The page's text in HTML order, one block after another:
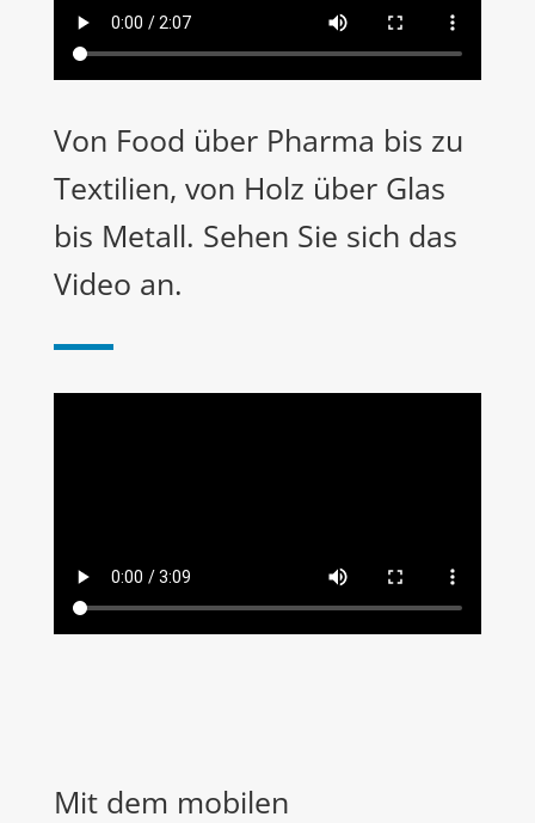
Von Food über Pharma bis zu
Textilien, von Holz über Glas
bis Metall. Sehen Sie sich das
Video an.
Mit dem mobilen